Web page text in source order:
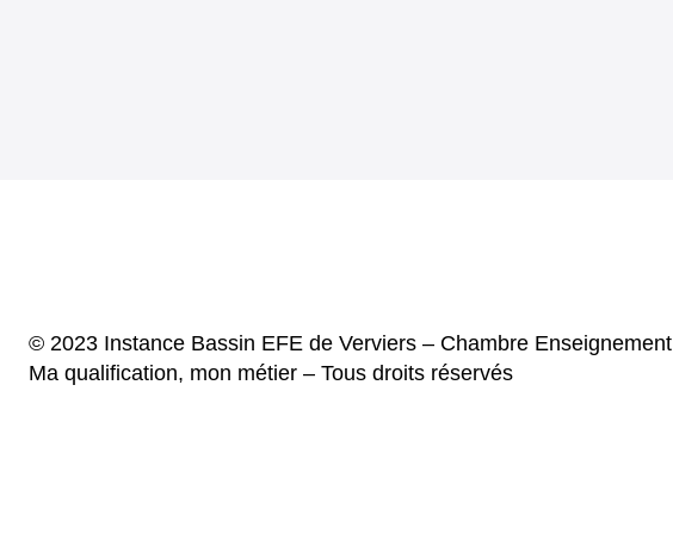
© 2023 Instance Bassin EFE de Verviers – Chambre Enseignement
Ma qualification, mon métier – Tous droits réservés